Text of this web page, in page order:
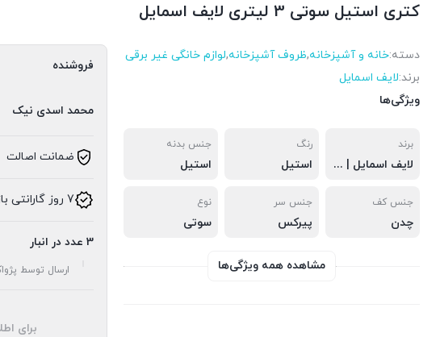
کتری استیل سوتی 3 لیتری لایف اسمایل
دسته:خانه و آشپزخانه,ظروف آشپزخانه,لوازم خانگی غیر برقی
برند:لایف اسمایل
ویژگی‌ها
برند
لایف اسمایل | LIFE SMILE
رنگ
استیل
جنس بدنه
استیل
جنس کف
چدن
جنس سر
پیرکس
نوع
سوتی
مشاهده همه ویژگی‌ها
فروشنده
محمد اسدی نیک
ضمانت اصالت
7 روز گارانتی بازگشت وجه
3 عدد در انبار
ارسال توسط
برای